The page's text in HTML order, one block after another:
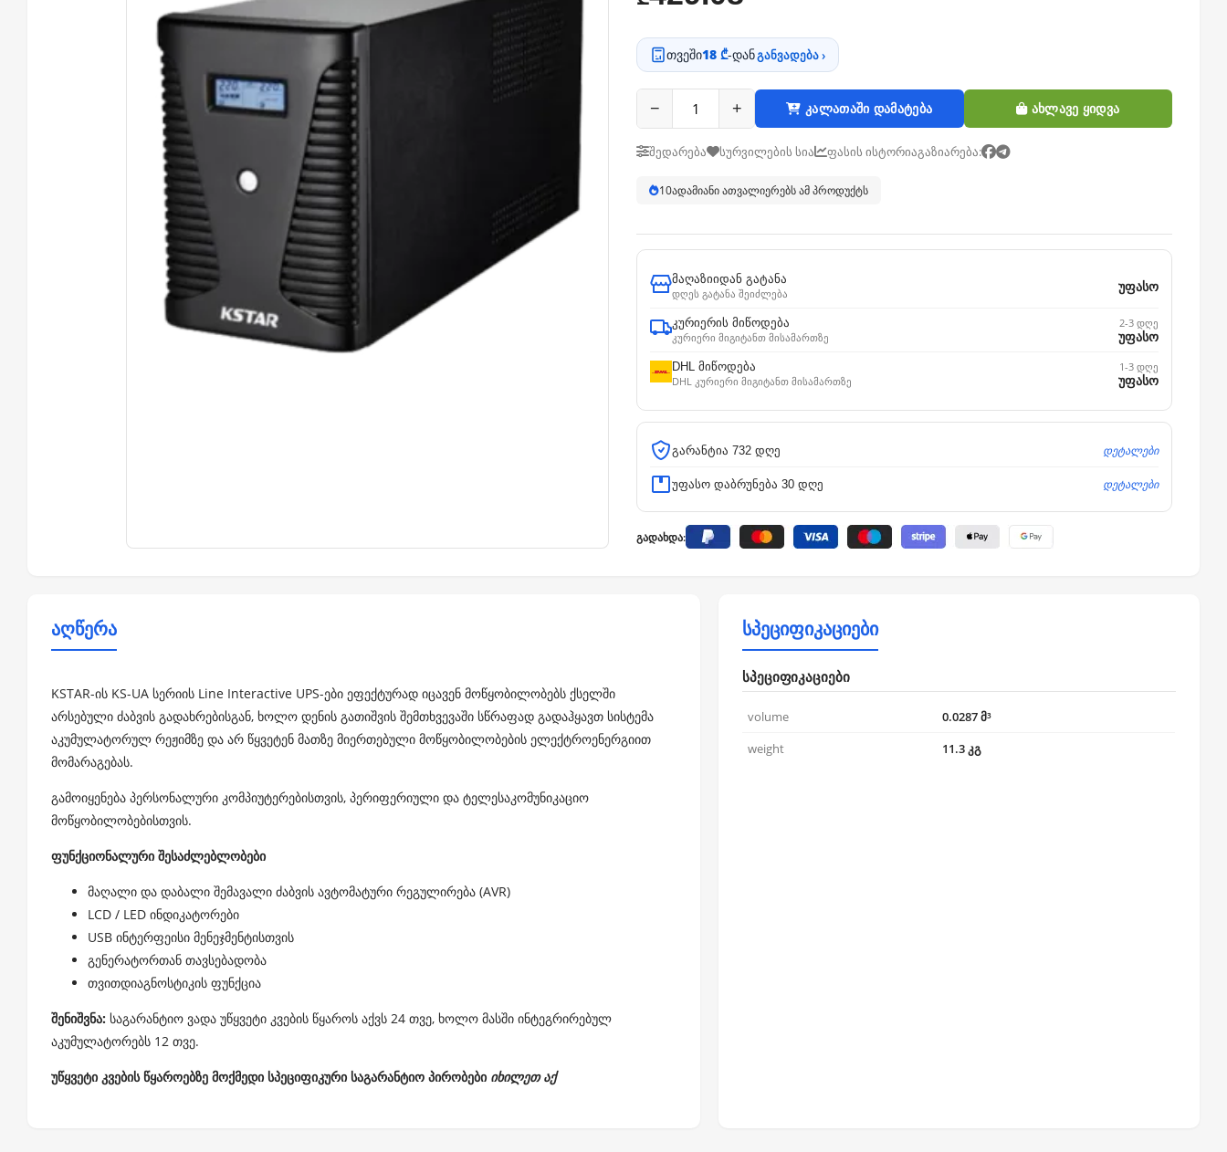
თვეში18 ₾-დანგანვადება ›
− + კალათაში დამატება ახლავე ყიდვა
შედარება სურვილების სია ფასის ისტორიაგაზიარება:
11ადამიანი ათვალიერებს ამ პროდუქტს
მაღაზიიდან გატანა
დღეს გატანა შეიძლება
უფასო
კურიერის მიწოდება
კურიერი მიგიტანთ მისამართზე
2-3 დღე
უფასო
DHL მიწოდება
DHL კურიერი მიგიტანთ მისამართზე
1-3 დღე
უფასო
გარანტია 732 დღე დეტალები
უფასო დაბრუნება 30 დღე დეტალები
გადახდა:
აღწერა
KSTAR-ის KS-UA სერიის Line Interactive UPS-ები ეფექტურად იცავენ მოწყობილობებს ქსელში
არსებული ძაბვის გადახრებისგან, ხოლო დენის გათიშვის შემთხვევაში სწრაფად გადაჰყავთ სისტემა
აკუმულატორულ რეჟიმზე და არ წყვეტენ მათზე მიერთებული მოწყობილობების ელექტროენერგიით
მომარაგებას.
გამოიყენება პერსონალური კომპიუტერებისთვის, პერიფერიული და ტელესაკომუნიკაციო
მოწყობილობებისთვის.
ფუნქციონალური შესაძლებლობები
მაღალი და დაბალი შემავალი ძაბვის ავტომატური რეგულირება (AVR)
LCD / LED ინდიკატორები
USB ინტერფეისი მენეჯმენტისთვის
გენერატორთან თავსებადობა
თვითდიაგნოსტიკის ფუნქცია
შენიშვნა: საგარანტიო ვადა უწყვეტი კვების წყაროს აქვს 24 თვე, ხოლო მასში ინტეგრირებულ
აკუმულატორებს 12 თვე.
უწყვეტი კვების წყაროებზე მოქმედი სპეციფიკური საგარანტიო პირობები იხილეთ აქ
სპეციფიკაციები
სპეციფიკაციები
volume
0.0287 მ³
weight
11.3 კგ